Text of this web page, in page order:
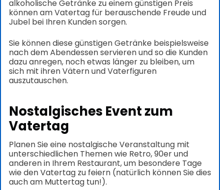
alkoholische Getränke zu einem günstigen Preis
können am Vatertag für berauschende Freude und
Jubel bei Ihren Kunden sorgen.
Sie können diese günstigen Getränke beispielsweise
nach dem Abendessen servieren und so die Kunden
dazu anregen, noch etwas länger zu bleiben, um
sich mit ihren Vätern und Vaterfiguren
auszutauschen.
Nostalgisches Event zum
Vatertag
Planen Sie eine nostalgische Veranstaltung mit
unterschiedlichen Themen wie Retro, 90er und
anderen in Ihrem Restaurant, um besondere Tage
wie den Vatertag zu feiern (natürlich können Sie dies
auch am Muttertag tun!).